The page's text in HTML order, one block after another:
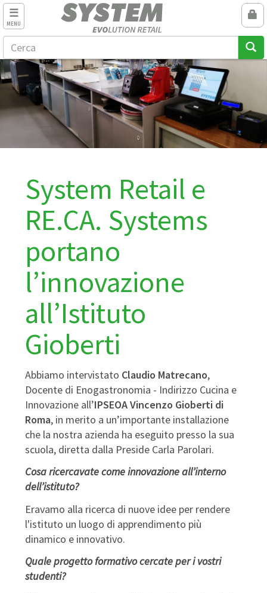
MENU
System Retail e
RE.CA. Systems
portano
l’innovazione
all’Istituto
Gioberti
Abbiamo intervistato Claudio Matrecano,
Docente di Enogastronomia - Indirizzo Cucina e
Innovazione all’IPSEOA Vincenzo Gioberti di
Roma, in merito a un’importante installazione
che la nostra azienda ha eseguito presso la sua
scuola, diretta dalla Preside Carla Parolari.
Cosa ricercavate come innovazione all’interno
dell’istituto?
Eravamo alla ricerca di nuove idee per rendere
l'istituto un luogo di apprendimento più
dinamico e innovativo.
Quale progetto formativo cercate per i vostri
studenti?